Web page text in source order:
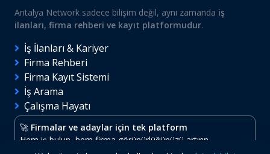
Antalya Network sadece bilişim değil, aynı zamanda iş
ilanları, firma rehberi ve kayıt platformudur.
İş İlanları & Kariyer
Firma Rehberi
Firma Kayıt Sistemi
İş Arama
Çalışma Hayatı
🚀 Firmalar ve adaylar için tek platform
Hem iş bulun, hem firma görünürlüğünüzü artırın.